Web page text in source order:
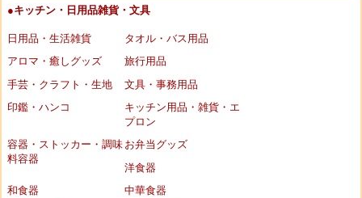
●キッチン・日用品雑貨・文具
日用品・生活雑貨
タオル・バス用品
アロマ・癒しグッズ
旅行用品
手芸・クラフト・生地
文具・事務用品
印鑑・ハンコ
キッチン用品・雑貨・エ
プロン
容器・ストッカー・調味
料容器
お弁当グッズ
洋食器
和食器
中華食器